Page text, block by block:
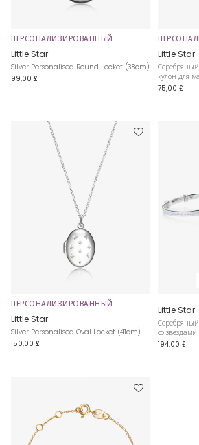
ПЕРСОНАЛИЗИРОВАННЫЙ
Little Star
Silver Personalised Round Locket (38cm)
99,00 £
Little Star
кулон для
75,00 £
ПЕРСОНАЛИЗИРОВАННЫЙ
Little Star
Silver Personalised Oval Locket (41cm)
150,00 £
Little Star
со звездами
194,00 £